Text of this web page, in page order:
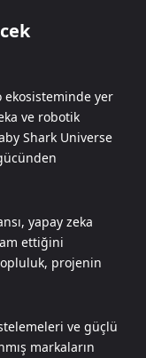
yer
ve robotik
Shark Universe
yapay zeka
ettiğini
projenin
ve güçlü
markaların